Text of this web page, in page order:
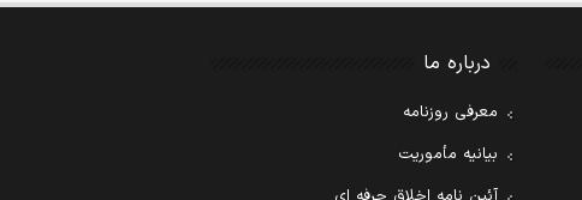
درباره ما
معرفی روزنامه
بیانیه مأموریت